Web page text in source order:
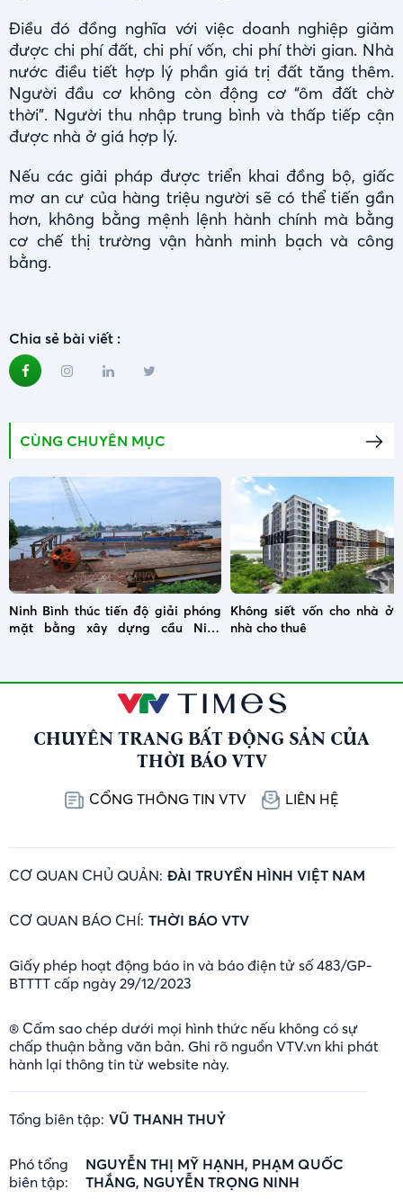
Điều đó đồng nghĩa với việc doanh nghiệp giảm
được chi phí đất, chi phí vốn, chi phí thời gian. Nhà
nước điều tiết hợp lý phần giá trị đất tăng thêm.
Người đầu cơ không còn động cơ “ôm đất chờ
thời”. Người thu nhập trung bình và thấp tiếp cận
được nhà ở giá hợp lý.
Nếu các giải pháp được triển khai đồng bộ, giấc
mơ an cư của hàng triệu người sẽ có thể tiến gần
hơn, không bằng mệnh lệnh hành chính mà bằng
cơ chế thị trường vận hành minh bạch và công
bằng.
Chia sẻ bài viết :
CÙNG CHUYÊN MỤC
Ninh Bình thúc tiến độ giải phóng
mặt bằng xây dựng cầu Ninh
Không siết vốn cho nhà ở
nhà cho thuê
CHUYÊN TRANG BẤT ĐỘNG SẢN CỦA
THỜI BÁO VTV
CỔNG THÔNG TIN VTV LIÊN HỆ
CƠ QUAN CHỦ QUẢN: ĐÀI TRUYỀN HÌNH VIỆT NAM
CƠ QUAN BÁO CHÍ: THỜI BÁO VTV
Giấy phép hoạt động báo in và báo điện tử số 483/GP-
BTTTT cấp ngày 29/12/2023
® Cấm sao chép dưới mọi hình thức nếu không có sự
chấp thuận bằng văn bản. Ghi rõ nguồn VTV.vn khi phát
hành lại thông tin từ website này.
Tổng biên tập: VŨ THANH THUỶ
Phó tổng
biên tập:
NGUYỄN THỊ MỸ HẠNH, PHẠM QUỐC
THẮNG, NGUYỄN TRỌNG NINH